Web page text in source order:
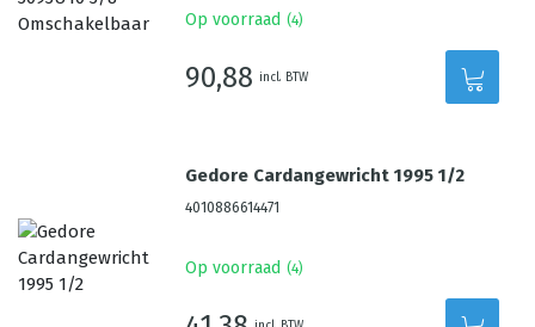
Op voorraad (4)
90,88 incl. BTW
Gedore Cardangewricht 1995 1/2
4010886614471
Op voorraad (4)